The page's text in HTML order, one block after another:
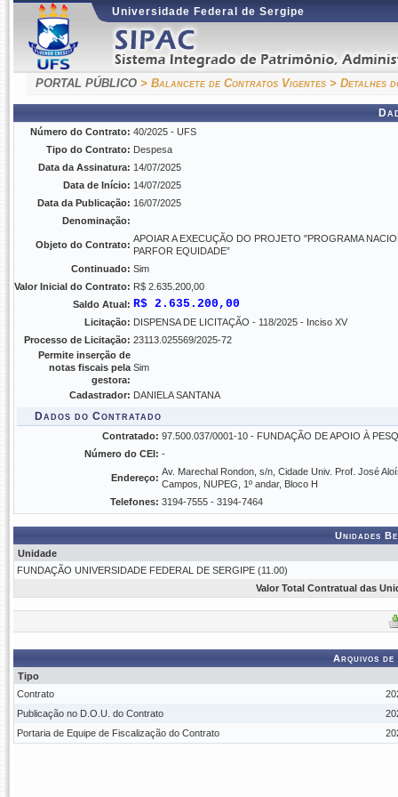
Universidade Federal de Sergipe
PORTAL PÚBLICO > Balancete de Contratos Vigentes > Detalhes
Número do Contrato: 40/2025 - UFS
Tipo do Contrato: Despesa
Data da Assinatura: 14/07/2025
Data de Início: 14/07/2025
Data da Publicação: 16/07/2025
Denominação:
Objeto do Contrato:
APOIAR A EXECUÇÃO DO PROJETO "PROGRAMA
PARFOR EQUIDADE”
Continuado: Sim
Valor Inicial do Contrato: R$ 2.635.200,00
Saldo Atual: R$ 2.635.200,00
Licitação: DISPENSA DE LICITAÇÃO - 118/2025 - Inciso XV
Processo de Licitação: 23113.025569/2025-72
Permite inserção de
notas fiscais pela
gestora:
Sim
Cadastrador: DANIELA SANTANA
Dados do Contratado
Contratado: 97.500.037/0001-10 - FUNDAÇÃO DE APOIO À
Número do CEI: -
Endereço:
Av. Marechal Rondon, s/n, Cidade Univ. Prof. José
Campos, NUPEG, 1º andar, Bloco H
Telefones: 3194-7555 - 3194-7464
Unidades
Unidade
FUNDAÇÃO UNIVERSIDADE FEDERAL DE SERGIPE (11.00)
Valor Total Contratual das
Arquivos
Tipo
Contrato
Publicação no D.O.U. do Contrato
Portaria de Equipe de Fiscalização do Contrato